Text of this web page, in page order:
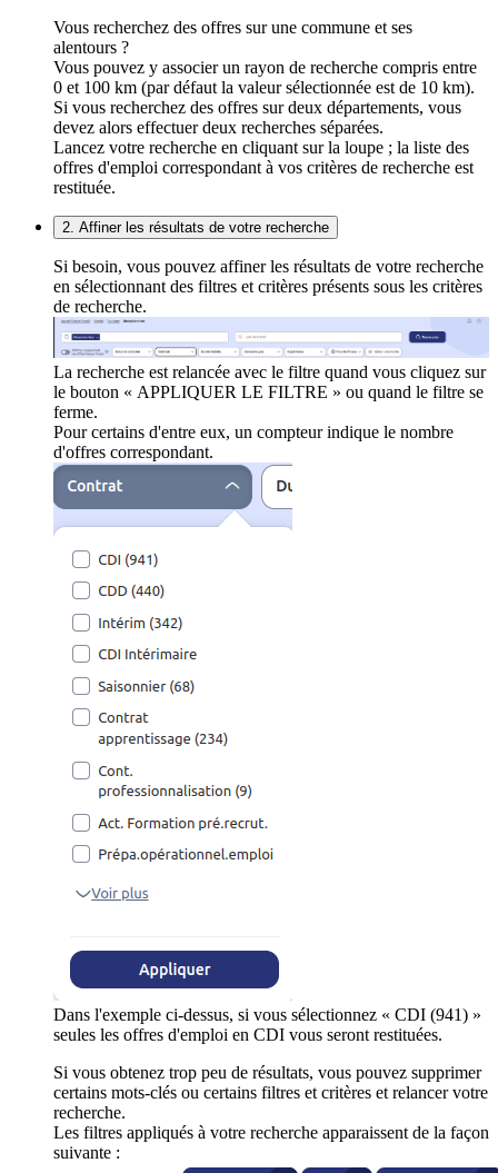
Vous recherchez des offres sur une commune et ses
alentours ?
Vous pouvez y associer un rayon de recherche compris entre
0 et 100 km (par défaut la valeur sélectionnée est de 10 km).
Si vous recherchez des offres sur deux départements, vous
devez alors effectuer deux recherches séparées.
Lancez votre recherche en cliquant sur la loupe ; la liste des
offres d'emploi correspondant à vos critères de recherche est
restituée.
2. Affiner les résultats de votre recherche
Si besoin, vous pouvez affiner les résultats de votre recherche
en sélectionnant des filtres et critères présents sous les critères
de recherche.
La recherche est relancée avec le filtre quand vous cliquez sur
le bouton « APPLIQUER LE FILTRE » ou quand le filtre se
ferme.
Pour certains d'entre eux, un compteur indique le nombre
d'offres correspondant.
Dans l'exemple ci-dessus, si vous sélectionnez « CDI (941) »
seules les offres d'emploi en CDI vous seront restituées.
Si vous obtenez trop peu de résultats, vous pouvez supprimer
certains mots-clés ou certains filtres et critères et relancer votre
recherche.
Les filtres appliqués à votre recherche apparaissent de la façon
suivante :